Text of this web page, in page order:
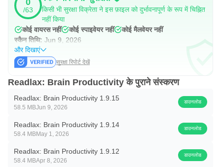
आज़माना चाहिए"
- ""मेमोरी नंबर" और "कार्ड मैच" मेरे द्वारा खेले गए दो सबसे प्यारे गेम हैं"
रीडलैक्स प्रो मूल्य निर्धारण और शर्तें
मासिक: $8.99 USD प्रति माह
वार्षिक: $44.99 USD प्रति वर्ष
जीवनकाल: $199.99 USD
ये कीमतें संयुक्त राज्य अमेरिका के ग्राहकों के लिए हैं। अन्य देशों में कीमतें
भिन्न हो सकती हैं, और आपके निवास के देश के आधार पर वास्तविक शुल्क
आपकी स्थानीय मुद्रा में परिवर्तित किया जा सकता है।
0
/63
किसी भी सुरक्षा विक्रेता ने इस फ़ाइल को दुर्भावनापूर्ण के रूप में चिह्नित
नहीं किया
कोई वायरस नहीं
कोई स्पाइवेयर नहीं
कोई मैलवेयर नहीं
स्कैन तिथि: Jun 9, 2026
और दिखाएं
सुरक्षा रिपोर्ट देखें
Readlax: Brain Productivity के पुराने संस्करण
Readlax: Brain Productivity 1.9.15
58.5 MBJun 9, 2026
डाउनलोड
Readlax: Brain Productivity 1.9.14
58.4 MBMay 1, 2026
डाउनलोड
Readlax: Brain Productivity 1.9.12
58.4 MBApr 8, 2026
डाउनलोड